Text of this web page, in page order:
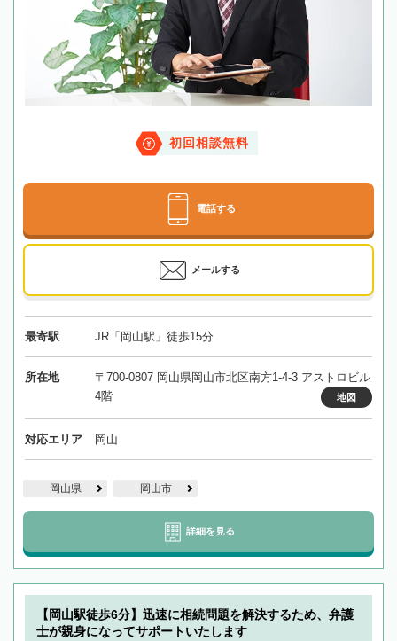
初回相談無料
電話する
メールする
最寄駅 JR「岡山駅」徒歩15分
所在地
〒700-0807 岡山県岡山市北区南方1-4-3 アストロビル
4階
地図
対応エリア 岡山
岡山県 岡山市
詳細を見る
【岡山駅徒歩6分】迅速に相続問題を解決するため、弁護
士が親身になってサポートいたします